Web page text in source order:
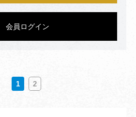
会員ログイン
1 2